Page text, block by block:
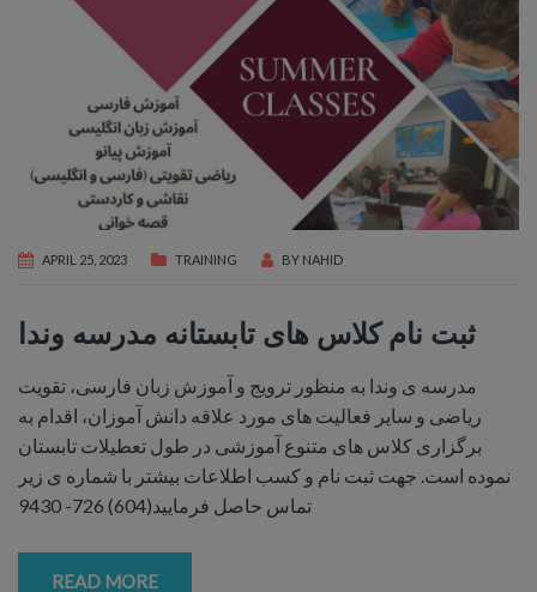
APRIL 25, 2023 TRAINING BY NAHID
ثبت نام كلاس های تابستانه مدرسه وندا
مدرسه ی وندا به منظور ترویج و آموزش زبان فارسی، تقویت
ریاضی و سایر فعالیت های مورد علاقه دانش آموزان، اقدام به
برگزاری کلاس های متنوع آموزشی در طول تعطیلات تابستان
نموده است. جهت ثبت نام و کسب اطلاعات بیشتر با شماره ی زیر
تماس حاصل فرمایید(604) 726- 9430
READ MORE